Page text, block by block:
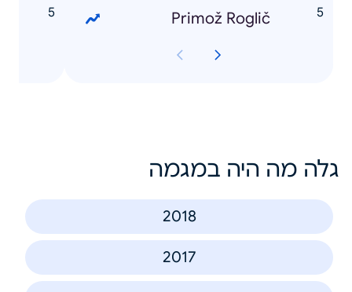
Primož Roglič
גלה מה היה במגמה
2018
2017